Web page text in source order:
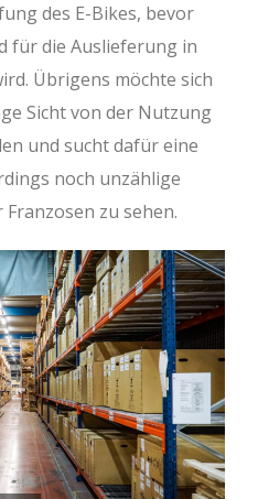
des E-Bikes, bevor
für die Auslieferung in
Übrigens möchte sich
Sicht von der Nutzung
und sucht dafür eine
noch unzählige
zu sehen.